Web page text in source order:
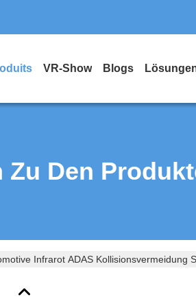
VR-Show Blogs
Zu Den
Infrarot ADAS Kollisionsvermeidung